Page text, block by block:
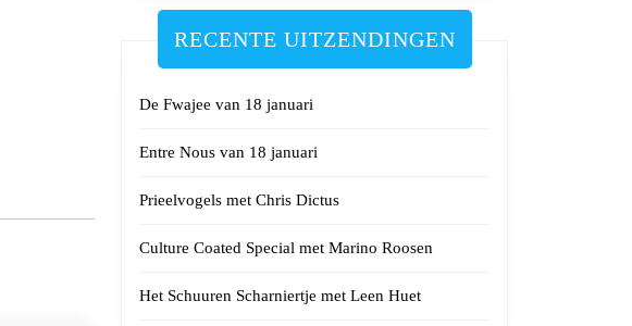
RECENTE UITZENDINGEN
De Fwajee van 18 januari
Entre Nous van 18 januari
Prieelvogels met Chris Dictus
Culture Coated Special met Marino Roosen
Het Schuuren Scharniertje met Leen Huet